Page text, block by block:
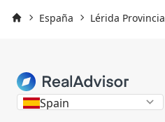
España Lérida Provincia
Spain